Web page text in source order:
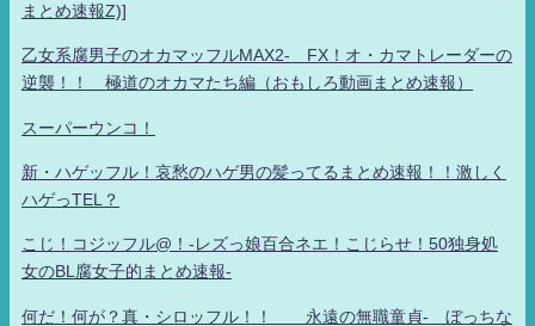
まとめ速報Z)]
乙女系腐男子のオカマッフルMAX2- FX！オ・カマトレーダーの
逆襲！！ 極道のオカマたち編（おもしろ動画まとめ速報）
スーパーウンコ！
新・ハゲッフル！哀愁のハゲ男の髪ってるまとめ速報！！激しく
ハゲっTEL？
こじ！コジッフル@！-レズっ娘百合ネエ！こじらせ！50独身処
女のBL腐女子的まとめ速報-
何だ！何が？真・シロッフル！！ 永遠の無職童貞- ぼっちな